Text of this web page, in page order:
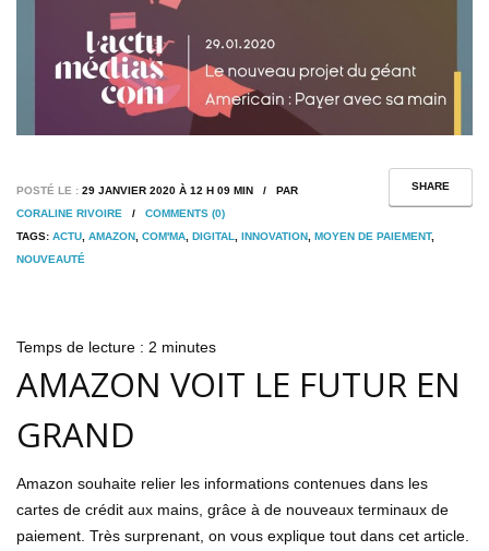
SHARE
POSTÉ LE : 29 JANVIER 2020 À 12 H 09 MIN / PAR
CORALINE RIVOIRE / COMMENTS (0)
TAGS: ACTU AMAZON COM'MA DIGITAL INNOVATION MOYEN DE PAIEMENT,
NOUVEAUTÉ
Temps de lecture : 2 minutes
AMAZON VOIT LE FUTUR EN
GRAND
Amazon souhaite relier les informations contenues dans les
cartes de crédit aux mains, grâce à de nouveaux terminaux de
paiement. Très surprenant, on vous explique tout dans cet article.